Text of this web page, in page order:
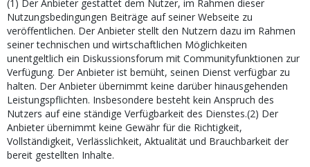
(1) Der Anbieter gestattet dem Nutzer, im Rahmen dieser
Nutzungsbedingungen Beiträge auf seiner Webseite zu
veröffentlichen. Der Anbieter stellt den Nutzern dazu im Rahmen
seiner technischen und wirtschaftlichen Möglichkeiten
unentgeltlich ein Diskussionsforum mit Communityfunktionen zur
Verfügung. Der Anbieter ist bemüht, seinen Dienst verfügbar zu
halten. Der Anbieter übernimmt keine darüber hinausgehenden
Leistungspflichten. Insbesondere besteht kein Anspruch des
Nutzers auf eine ständige Verfügbarkeit des Dienstes.(2) Der
Anbieter übernimmt keine Gewähr für die Richtigkeit,
Vollständigkeit, Verlässlichkeit, Aktualität und Brauchbarkeit der
bereit gestellten Inhalte.